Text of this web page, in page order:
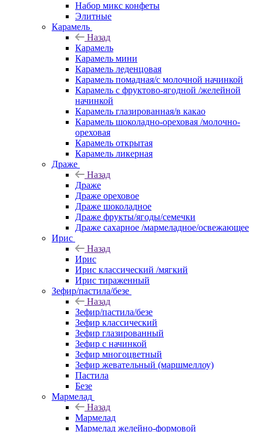
Набор микс конфеты
Элитные
Карамель
Назад
Карамель
Карамель мини
Карамель леденцовая
Карамель помадная/с молочной начинкой
Карамель с фруктово-ягодной /желейной
начинкой
Карамель глазированная/в какао
Карамель шоколадно-ореховая /молочно-
ореховая
Карамель открытая
Карамель ликерная
Драже
Назад
Драже
Драже ореховое
Драже шоколадное
Драже фрукты/ягоды/семечки
Драже сахарное /мармеладное/освежающее
Ирис
Назад
Ирис
Ирис классический /мягкий
Ирис тираженный
Зефир/пастила/безе
Назад
Зефир/пастила/безе
Зефир классический
Зефир глазированный
Зефир с начинкой
Зефир многоцветный
Зефир жевательный (маршмеллоу)
Пастила
Безе
Мармелад
Назад
Мармелад
Мармелад желейно-формовой